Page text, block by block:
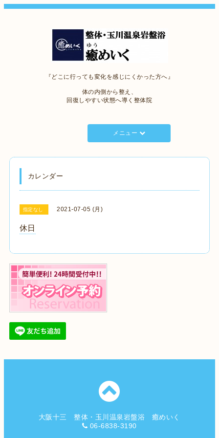
『どこに行っても変化を感じにくかった方へ』
体の内側から整え、
回復しやすい状態へ導く整体院
メニュー
カレンダー
指定なし 2021-07-05 (月)
休日
大阪十三 整体・玉川温泉岩盤浴 癒めいく
06-6838-3190